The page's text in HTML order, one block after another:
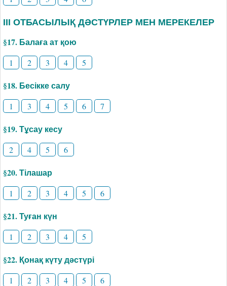
ІІІ ОТБАСЫЛЫҚ ДӘСТҮРЛЕР МЕН МЕРЕКЕЛЕР
§17. Балаға ат қою
1 2 3 4 5
§18. Бесікке салу
1 3 4 5 6 7
§19. Тұсау кесу
2 4 5 6
§20. Тілашар
1 2 3 4 5 6
§21. Туған күн
1 2 3 4 5
§22. Қонақ күту дәстүрі
1 2 3 4 5 6